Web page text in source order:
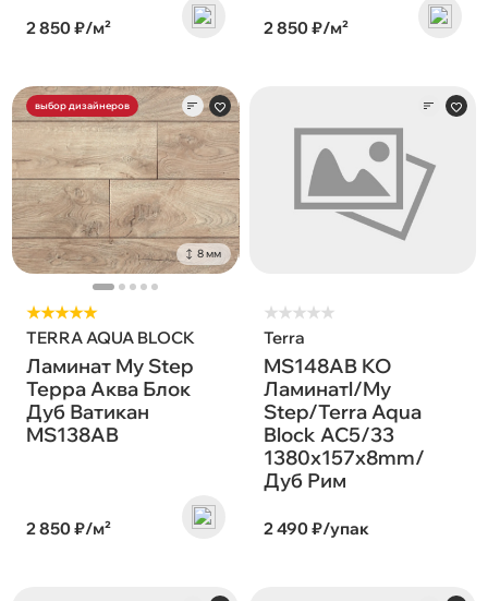
2 850 ₽/м² 2 850 ₽/м²
выбор дизайнеров
8 мм
★★★★★
TERRA AQUA BLOCK
Ламинат My Step
Терра Аква Блок
Дуб Ватикан
MS138AB
2 850 ₽/м²
★★★★★
Terra
MS148AB KO
Ламинатl/My
Step/Terra Aqua
Block AC5/33
1380х157х8mm/
Дуб Рим
2 490 ₽/упак